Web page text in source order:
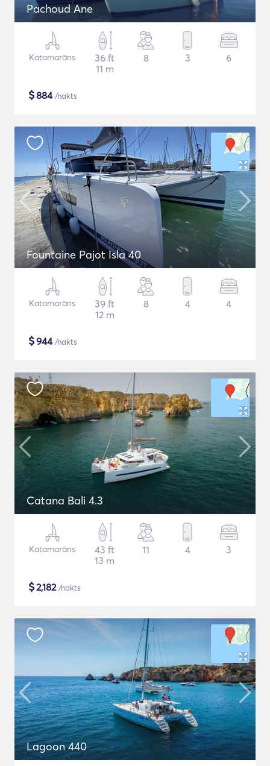
Pachoud Ane
Katamarāns
36 ft
11 m
8 3 6
$884/nakts
Fountaine Pajot Isla 40
Katamarāns
39 ft
12 m
8 4 4
$944/nakts
Catana Bali 4.3
Katamarāns
43 ft
13 m
11 4 3
$2,182/nakts
Lagoon 440